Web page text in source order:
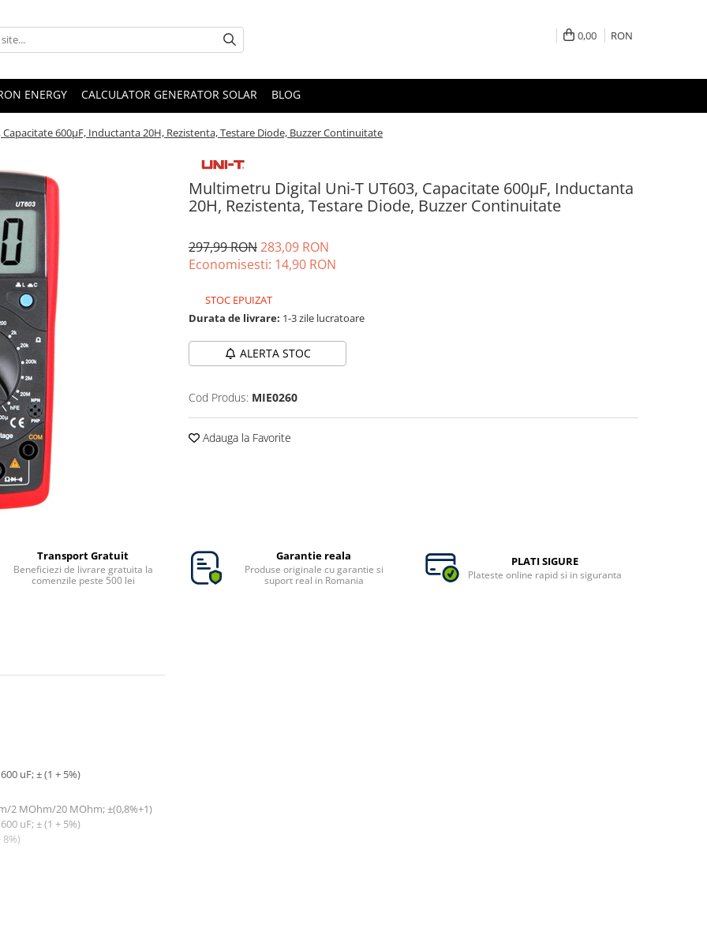
0,00 RON
ENERGY CALCULATOR GENERATOR SOLAR BLOG
600µF, Inductanta 20H, Rezistenta, Testare Diode, Buzzer Continuitate
Multimetru Digital Uni-T UT603, Capacitate 600µF, Inductanta
20H, Rezistenta, Testare Diode, Buzzer Continuitate
297,99 RON283,09 RON
Economisesti: 14,90 RON
STOC EPUIZAT
Durata de livrare: 1-3 zile lucratoare
ALERTA STOC
Cod Produs: MIE0260
Adauga la Favorite
Transport Gratuit
Beneficiezi de livrare gratuita la
comenzile peste 500 lei
Garantie reala
Produse originale cu garantie si
suport real in Romania
PLATI SIGURE
Plateste online rapid si in siguranta
uF; ± (1 + 5%)
2 MOhm/20 MOhm; ±(0,8%+1)
uF; ± (1 + 5%)